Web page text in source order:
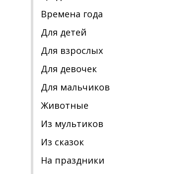
Времена года
Для детей
Для взрослых
Для девочек
Для мальчиков
Животные
Из мультиков
Из сказок
На праздники